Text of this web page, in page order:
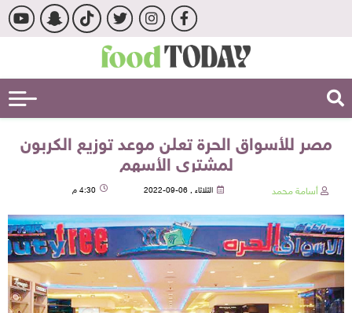
مصر للأسواق الحرة تعلن موعد توزيع الكربون
لمشتري الأسهم
أسامة محمد الثلاثاء , 06-09-2022 4:30 م